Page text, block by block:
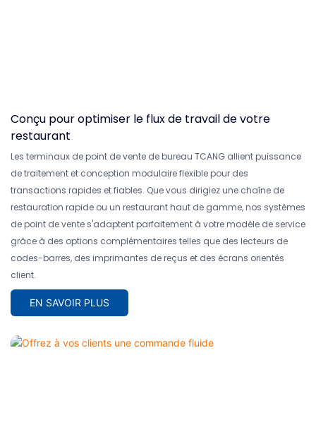
Conçu pour optimiser le flux de travail de votre
restaurant
Les terminaux de point de vente de bureau TCANG allient puissance
de traitement et conception modulaire flexible pour des
transactions rapides et fiables. Que vous dirigiez une chaîne de
restauration rapide ou un restaurant haut de gamme, nos systèmes
de point de vente s'adaptent parfaitement à votre modèle de service
grâce à des options complémentaires telles que des lecteurs de
codes-barres, des imprimantes de reçus et des écrans orientés
client.
EN SAVOIR PLUS